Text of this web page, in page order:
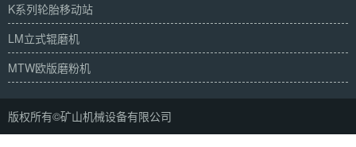
K系列轮胎移动站
LM立式辊磨机
MTW欧版磨粉机
版权所有©矿山机械设备有限公司